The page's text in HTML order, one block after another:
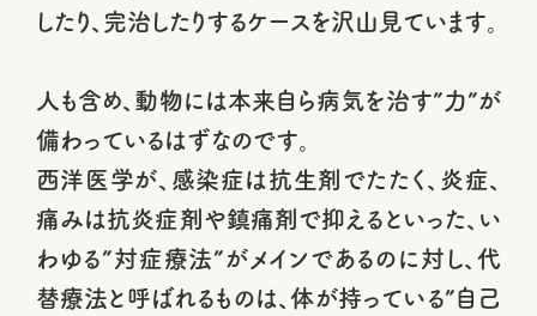
したり、完治したりするケースを沢山見ています。
人も含め、動物には本来自ら病気を治す”力”が
備わっているはずなのです。
西洋医学が、感染症は抗生剤でたたく、炎症、
痛みは抗炎症剤や鎮痛剤で抑えるといった、い
わゆる”対症療法”がメインであるのに対し、代
替療法と呼ばれるものは、体が持っている”自己